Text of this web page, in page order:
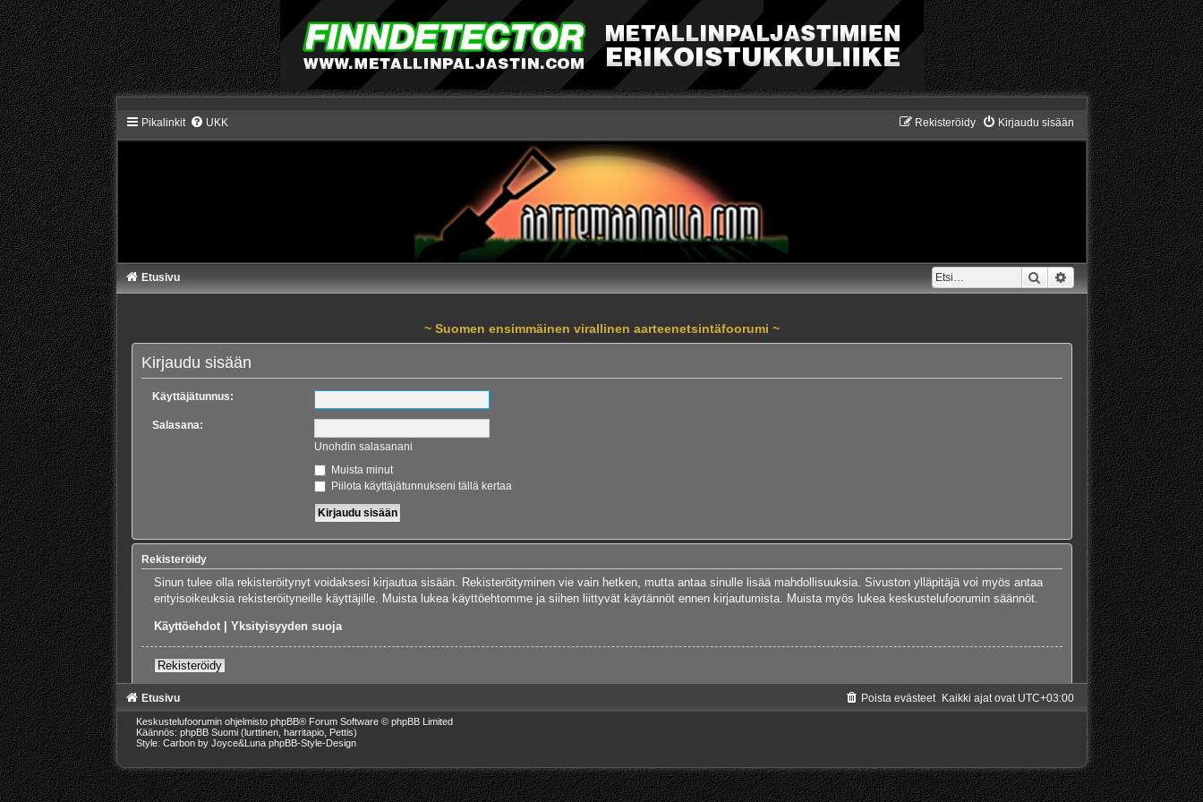
Pikalinkit UKK Kirjaudu sisään
Rekisteröidy
Etsi Tarkennettu haku
Etusivu
~ Suomen ensimmäinen virallinen aarteenetsintäfoorumi ~
Kirjaudu sisään
Käyttäjätunnus:
Salasana:
Unohdin salasanani
Muista minut
Piilota käyttäjätunnukseni tällä kertaa
Rekisteröidy
Sinun tulee olla rekisteröitynyt voidaksesi kirjautua sisään. Rekisteröityminen vie vain hetken, mutta antaa sinulle lisää mahdollisuuksia. Sivuston ylläpitäjä voi myös antaa
erityisoikeuksia rekisteröityneille käyttäjille. Muista lukea käyttöehtomme ja siihen liittyvät käytännöt ennen kirjautumista. Muista myös lukea keskustelufoorumin säännöt.
Käyttöehdot |Yksityisyyden suoja
Rekisteröidy
Etusivu Kaikki ajat ovat UTC+03:00
Poista evästeet
Keskustelufoorumin ohjelmisto phpBB® Forum Software © phpBB Limited
Käännös: phpBB Suomi (lurttinen, harritapio, Pettis)
Style: Carbon by Joyce&Luna phpBB-Style-Design